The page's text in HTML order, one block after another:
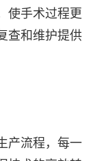
使手术过程更
查和维护提供
产流程，每一